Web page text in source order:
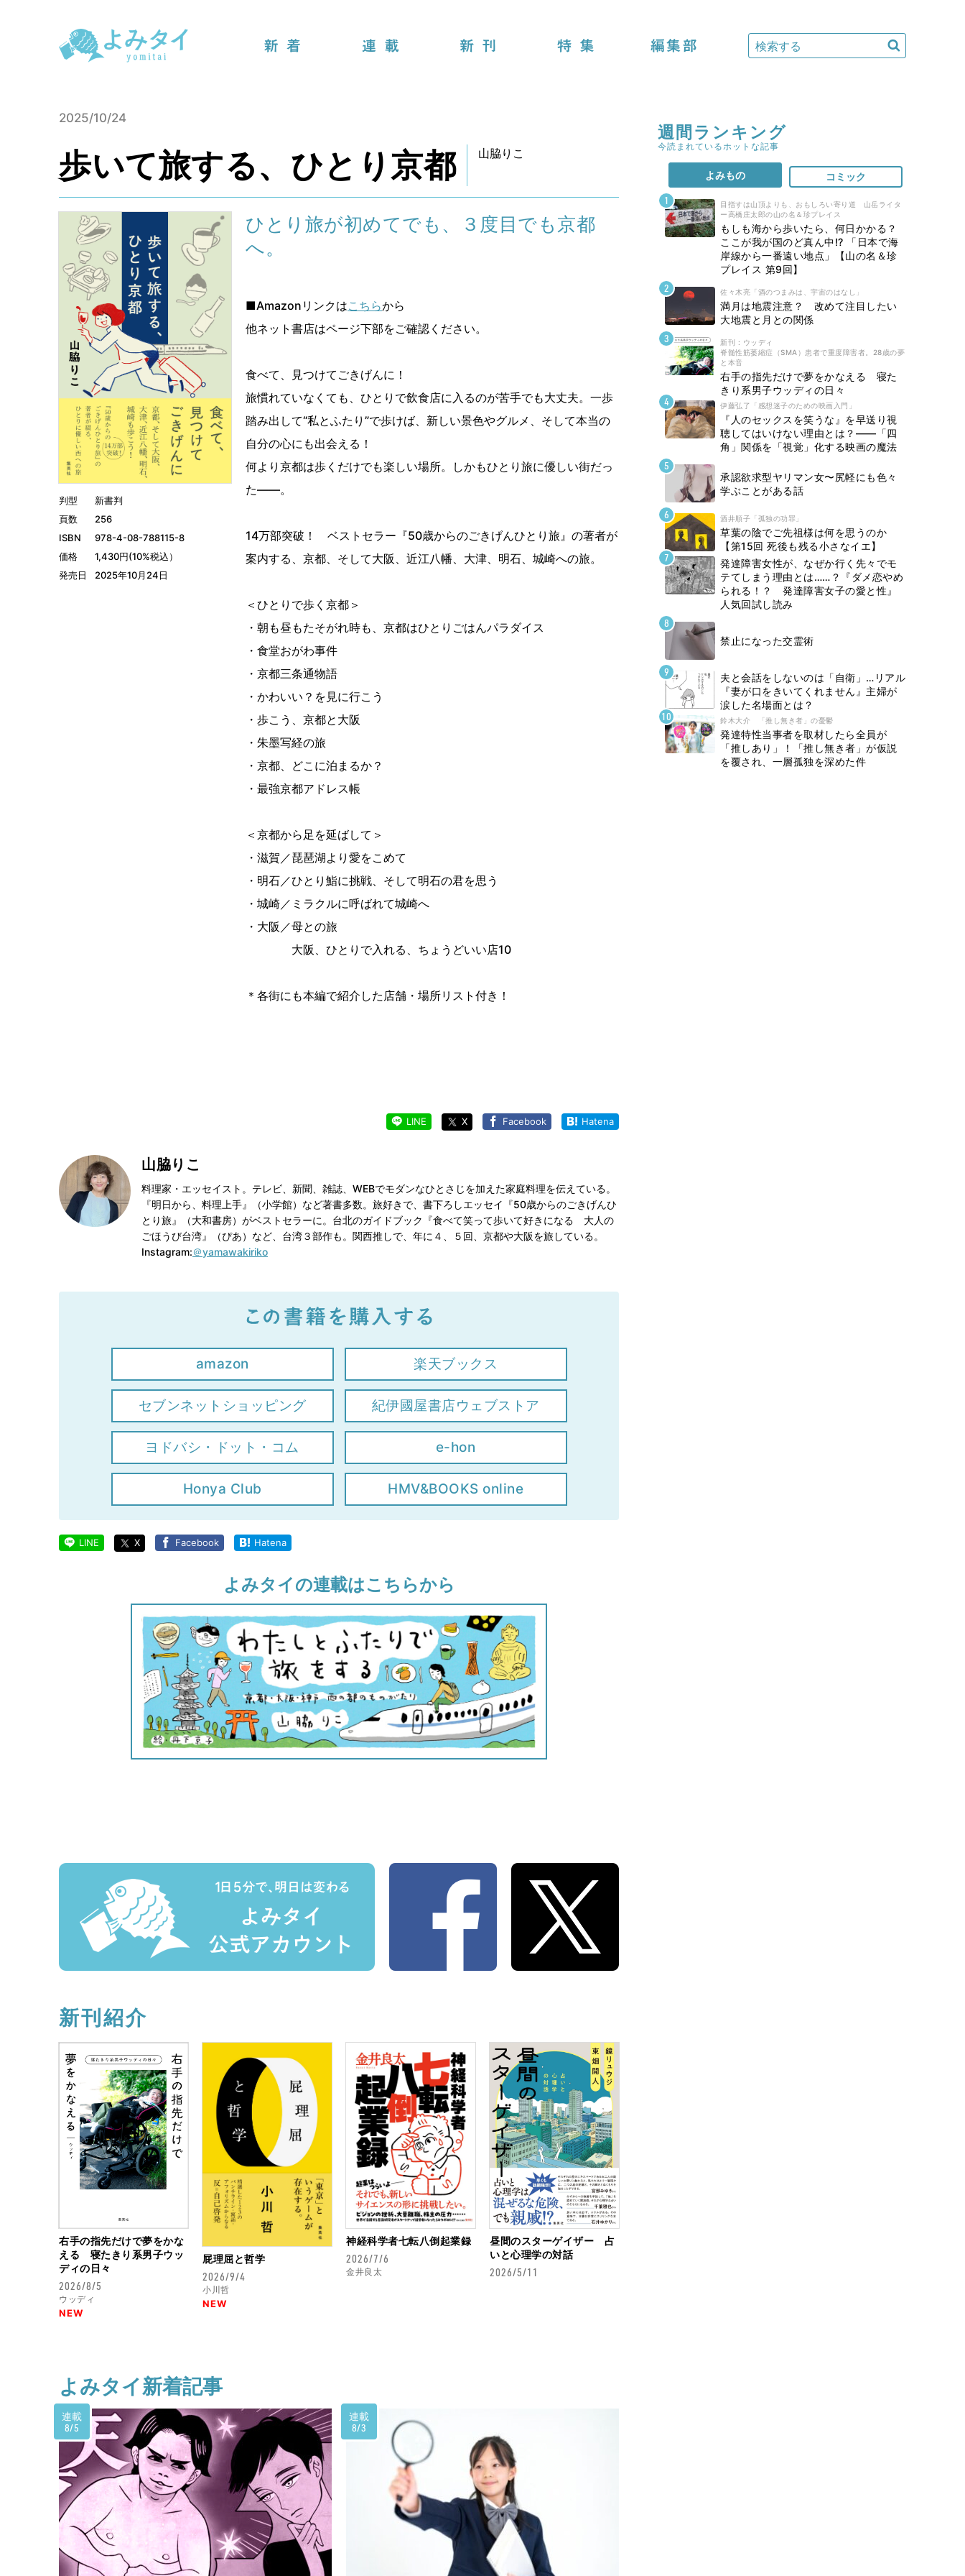
2025/10/24
歩いて旅する、ひとり京都 山脇りこ
判型
新書判
頁数
256
ISBN
978-4-08-788115-8
価格
1,430円(10%税込）
発売日
2025年10月24日
ひとり旅が初めてでも、３度目でも京都
へ。
■Amazonリンクはこちらから
他ネット書店はページ下部をご確認ください。
食べて、見つけてごきげんに！
旅慣れていなくても、ひとりで飲食店に入るのが苦手でも大丈夫。一歩
踏み出して“私とふたり”で歩けば、新しい景色やグルメ、そして本当の
自分の心にも出会える！
何より京都は歩くだけでも楽しい場所。しかもひとり旅に優しい街だっ
た――。
14万部突破！ ベストセラー『50歳からのごきげんひとり旅』の著者が
案内する、京都、そして大阪、近江八幡、大津、明石、城崎への旅。
＜ひとりで歩く京都＞
・朝も昼もたそがれ時も、京都はひとりごはんパラダイス
・食堂おがわ事件
・京都三条通物語
・かわいい？を見に行こう
・歩こう、京都と大阪
・朱墨写経の旅
・京都、どこに泊まるか？
・最強京都アドレス帳
＜京都から足を延ばして＞
・滋賀／琵琶湖より愛をこめて
・明石／ひとり鮨に挑戦、そして明石の君を思う
・城崎／ミラクルに呼ばれて城崎へ
・大阪／母との旅
大阪、ひとりで入れる、ちょうどいい店10
＊各街にも本編で紹介した店舗・場所リスト付き！
LINE X Facebook Hatena
山脇りこ
料理家・エッセイスト。テレビ、新聞、雑誌、WEBでモダンなひとさじを加えた家庭料理を伝えている。
『明日から、料理上手』（小学館）など著書多数。旅好きで、書下ろしエッセイ『50歳からのごきげんひ
とり旅』（大和書房）がベストセラーに。台北のガイドブック『食べて笑って歩いて好きになる 大人の
ごほうび台湾』（ぴあ）など、台湾３部作も。関西推しで、年に４、５回、京都や大阪を旅している。
Instagram:＠yamawakiriko
amazon 楽天ブックス
セブンネットショッピング 紀伊國屋書店ウェブストア
ヨドバシ・ドット・コム e-hon
Honya Club HMV&BOOKS online
LINE X Facebook Hatena
よみタイの連載はこちらから
新刊紹介
右手の指先だけで夢をかな
える 寝たきり系男子ウッ
ディの日々
2026/8/5
ウッディ
NEW
屁理屈と哲学
2026/9/4
小川哲
NEW
神経科学者七転八倒起業録
2026/7/6
金井良太
昼間のスターゲイザー 占
いと心理学の対話
2026/5/11
よみタイ新着記事
連載
8/5
連載
8/3
週間ランキング
今読まれているホットな記事
よみもの コミック
目指すは山頂よりも、おもしろい寄り道 山岳ライタ
ー高橋庄太郎の山の名＆珍プレイス
もしも海から歩いたら、何日かかる？
ここが我が国のど真ん中!? 「日本で海
岸線から一番遠い地点」【山の名＆珍
プレイス 第9回】
佐々木亮「酒のつまみは、宇宙のはなし」
満月は地震注意？ 改めて注目したい
大地震と月との関係
新刊 : ウッディ
脊髄性筋萎縮症（SMA）患者で重度障害者。28歳の夢
と本音
右手の指先だけで夢をかなえる 寝た
きり系男子ウッディの日々
伊藤弘了「感想迷子のための映画入門」
『人のセックスを笑うな』を早送り視
聴してはいけない理由とは？――「四
角」関係を「視覚」化する映画の魔法
承認欲求型ヤリマン女〜尻軽にも色々
学ぶことがある話
酒井順子「孤独の功罪」
草葉の陰でご先祖様は何を思うのか
【第15回 死後も残る小さなイエ】
発達障害女性が、なぜか行く先々でモ
テてしまう理由とは……？『ダメ恋やめ
られる！？ 発達障害女子の愛と性』
人気回試し読み
禁止になった交霊術
夫と会話をしないのは「自衛」…リアル
『妻が口をきいてくれません』主婦が
涙した名場面とは？
鈴木大介 「推し無き者」の憂鬱
発達特性当事者を取材したら全員が
「推しあり」！「推し無き者」が仮説
を覆され、一層孤独を深めた件